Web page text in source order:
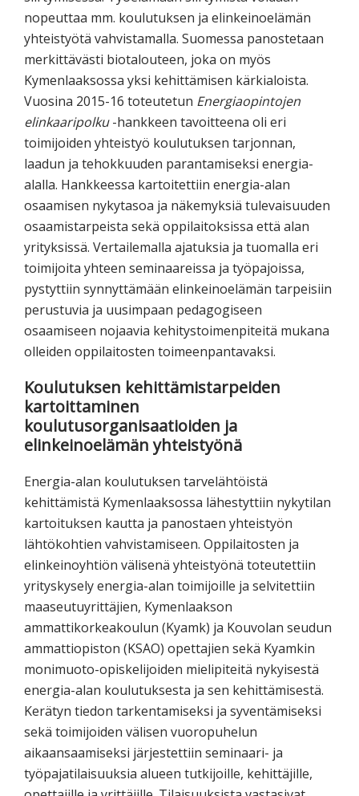
nopeuttaa mm. koulutuksen ja elinkeinoelämän
yhteistyötä vahvistamalla. Suomessa panostetaan
merkittävästi biotalouteen, joka on myös
Kymenlaaksossa yksi kehittämisen kärkialoista.
Vuosina 2015-16 toteutetun Energiaopintojen
elinkaaripolku-hankkeen tavoitteena oli eri
toimijoiden yhteistyö koulutuksen tarjonnan,
laadun ja tehokkuuden parantamiseksi energia-
alalla. Hankkeessa kartoitettiin energia-alan
osaamisen nykytasoa ja näkemyksiä tulevaisuuden
osaamistarpeista sekä oppilaitoksissa että alan
yrityksissä. Vertailemalla ajatuksia ja tuomalla eri
toimijoita yhteen seminaareissa ja työpajoissa,
pystyttiin synnyttämään elinkeinoelämän tarpeisiin
perustuvia ja uusimpaan pedagogiseen
osaamiseen nojaavia kehitystoimenpiteitä mukana
olleiden oppilaitosten toimeenpantavaksi.
Koulutuksen kehittämistarpeiden
kartoittaminen
koulutusorganisaatioiden ja
elinkeinoelämän yhteistyönä
Energia-alan koulutuksen tarvelähtöistä
kehittämistä Kymenlaaksossa lähestyttiin nykytilan
kartoituksen kautta ja panostaen yhteistyön
lähtökohtien vahvistamiseen. Oppilaitosten ja
elinkeinoyhtiön välisenä yhteistyönä toteutettiin
yrityskysely energia-alan toimijoille ja selvitettiin
maaseutuyrittäjien, Kymenlaakson
ammattikorkeakoulun (Kyamk) ja Kouvolan seudun
ammattiopiston (KSAO) opettajien sekä Kyamkin
monimuoto-opiskelijoiden mielipiteitä nykyisestä
energia-alan koulutuksesta ja sen kehittämisestä.
Kerätyn tiedon tarkentamiseksi ja syventämiseksi
sekä toimijoiden välisen vuoropuhelun
aikaansaamiseksi järjestettiin seminaari- ja
työpajatilaisuuksia alueen tutkijoille, kehittäjille,